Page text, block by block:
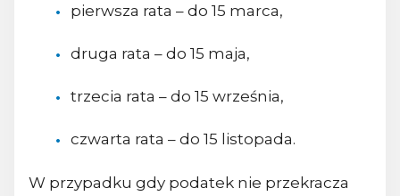
pierwsza rata – do 15 marca,
druga rata – do 15 maja,
trzecia rata – do 15 września,
czwarta rata – do 15 listopada.
W przypadku gdy podatek nie przekracza